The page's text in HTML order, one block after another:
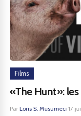
Films
«The Hunt»:
Par Loris S. Musumeci·17